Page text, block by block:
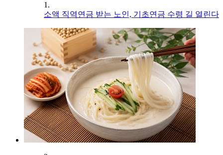
1.
소액 직역연금 받는 노인, 기초연금 수령 길 열린다